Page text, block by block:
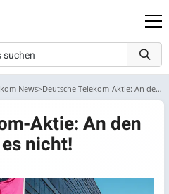
News Deutsche Telekom-Aktie: An den Kurszielen liegt es nicht!
Aktie: An den
nicht!